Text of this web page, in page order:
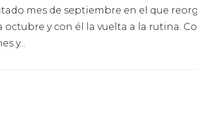
mes de septiembre en el que
octubre y con él la vuelta a la rutina.
y...